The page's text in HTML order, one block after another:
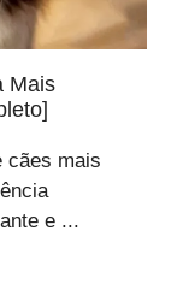
Mais
cães mais
e ...